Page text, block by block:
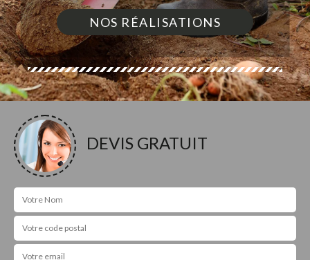
NOS RÉALISATIONS
DEVIS GRATUIT